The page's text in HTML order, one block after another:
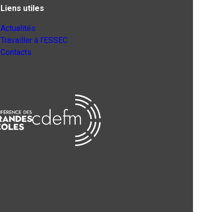
Liens utiles
Actualités
Travailler à l’ESSEC
Contacts